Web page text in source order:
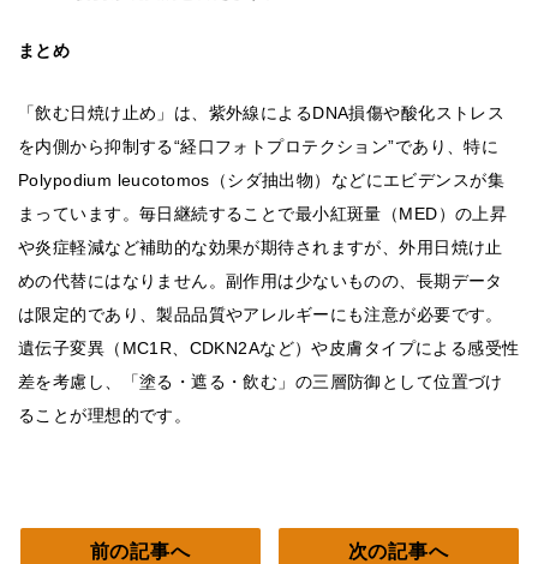
まとめ
「飲む日焼け止め」は、紫外線によるDNA損傷や酸化ストレス
を内側から抑制する“経口フォトプロテクション”であり、特に
Polypodium leucotomos（シダ抽出物）などにエビデンスが集
まっています。毎日継続することで最小紅斑量（MED）の上昇
や炎症軽減など補助的な効果が期待されますが、外用日焼け止
めの代替にはなりません。副作用は少ないものの、長期データ
は限定的であり、製品品質やアレルギーにも注意が必要です。
遺伝子変異（MC1R、CDKN2Aなど）や皮膚タイプによる感受性
差を考慮し、「塗る・遮る・飲む」の三層防御として位置づけ
ることが理想的です。
前の記事へ 次の記事へ